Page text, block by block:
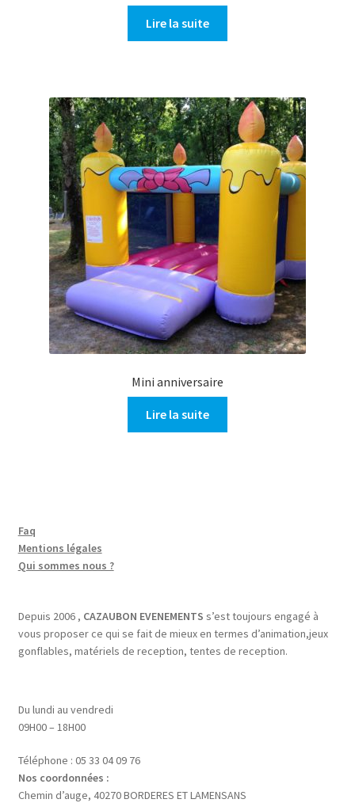
Lire la suite
Mini anniversaire
Lire la suite
Faq
Mentions légales
Qui sommes nous ?
Depuis 2006 , CAZAUBON EVENEMENTS s’est toujours engagé à
vous proposer ce qui se fait de mieux en termes d’animation,jeux
gonflables, matériels de reception, tentes de reception.
Du lundi au vendredi
09H00 – 18H00
Téléphone : 05 33 04 09 76
Nos coordonnées :
Chemin d’auge, 40270 BORDERES ET LAMENSANS